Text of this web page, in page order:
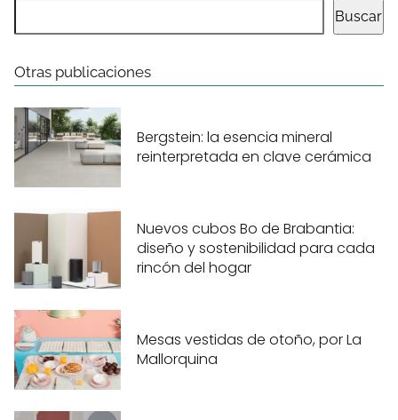
Buscar
Otras publicaciones
Bergstein: la esencia mineral
reinterpretada en clave cerámica
Nuevos cubos Bo de Brabantia:
diseño y sostenibilidad para cada
rincón del hogar
Mesas vestidas de otoño, por La
Mallorquina